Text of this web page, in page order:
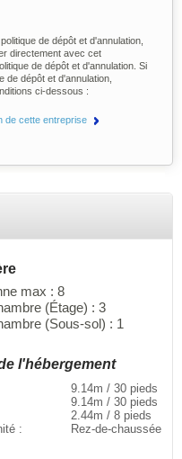
de dépôt et d'annulation,
directement avec cet
de dépôt et d'annulation. Si
de dépôt et d'annulation,
ci-dessous :
de cette entreprise
max : 8
(Étage) : 3
(Sous-sol) : 1
l'hébergement
9.14m / 30 pieds
9.14m / 30 pieds
2.44m / 8 pieds
:
Rez-de-chaussée